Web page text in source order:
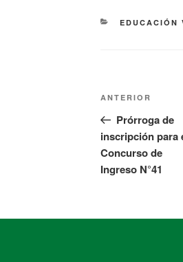
EDUCACIÓN
ANTERIOR
Prórroga de
inscripción para
Concurso de
Ingreso N°41